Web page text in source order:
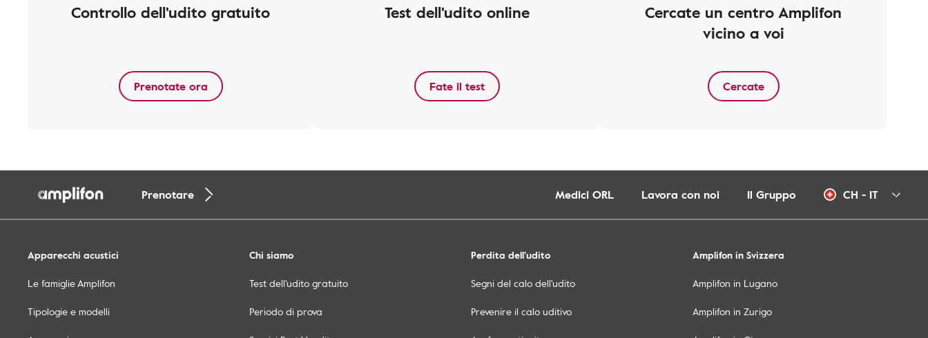
Controllo dell'udito gratuito
Prenotate ora
Test dell'udito online
Fate il test
Cercate un centro Amplifon
vicino a voi
Cercate
Prenotare Medici ORL Lavora con noi Il Gruppo CH - IT
Apparecchi acustici
Le famiglie Amplifon
Tipologie e modelli
Chi siamo
Test dell'udito gratuito
Periodo di prova
Perdita dell'udito
Segni del calo dell'udito
Prevenire il calo uditivo
Amplifon in Svizzera
Amplifon in Lugano
Amplifon in Zurigo